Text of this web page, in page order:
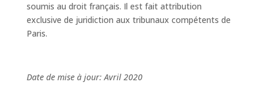
soumis au droit français. Il est fait attribution
exclusive de juridiction aux tribunaux compétents de
Paris.
Date de mise à jour: Avril 2020